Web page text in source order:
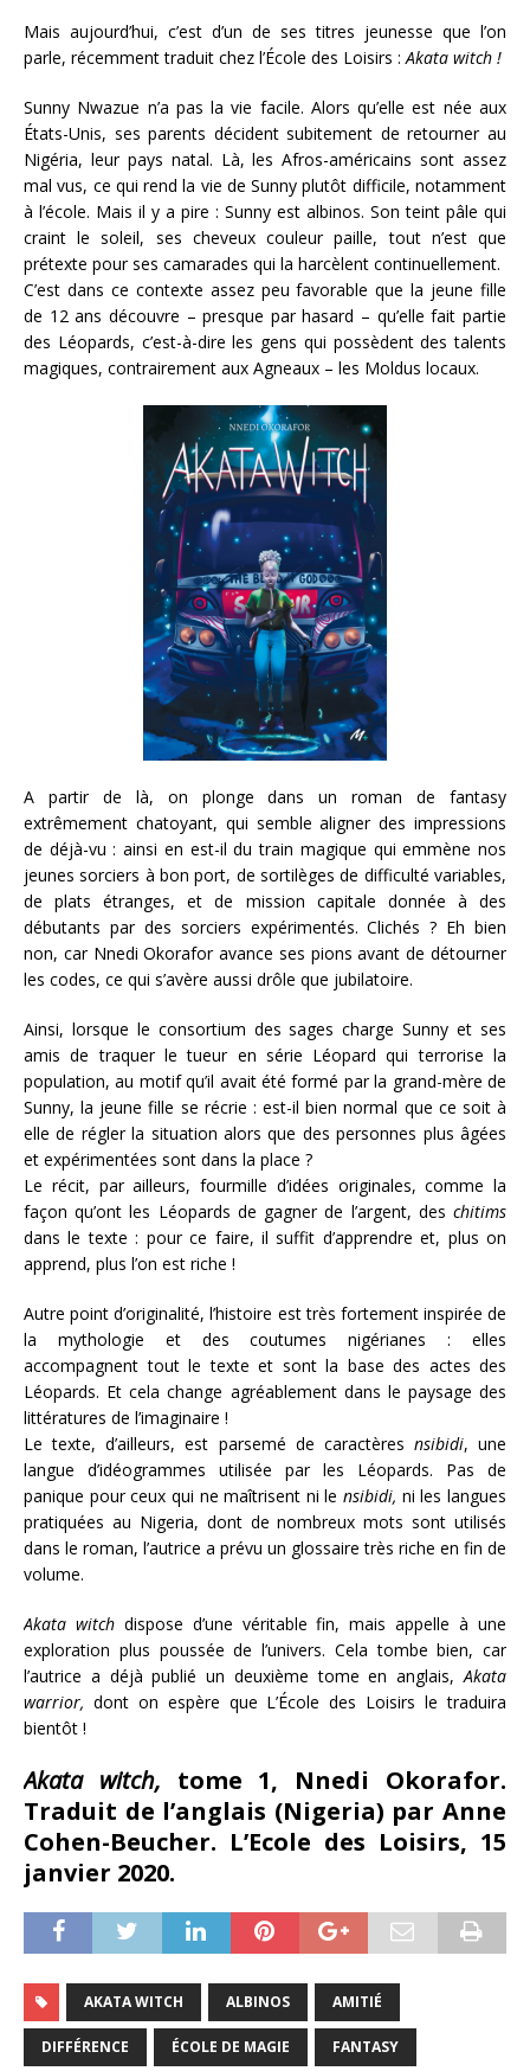
Mais aujourd’hui, c’est d’un de ses titres jeunesse que l’on
parle, récemment traduit chez l’École des Loisirs :Akata witch !
Sunny Nwazue n’a pas la vie facile. Alors qu’elle est née aux
États-Unis, ses parents décident subitement de retourner au
Nigéria, leur pays natal. Là, les Afros-américains sont assez
mal vus, ce qui rend la vie de Sunny plutôt difficile, notamment
à l’école. Mais il y a pire : Sunny est albinos. Son teint pâle qui
craint le soleil, ses cheveux couleur paille, tout n’est que
prétexte pour ses camarades qui la harcèlent continuellement.
C’est dans ce contexte assez peu favorable que la jeune fille
de 12 ans découvre – presque par hasard – qu’elle fait partie
des Léopards, c’est-à-dire les gens qui possèdent des talents
magiques, contrairement aux Agneaux – les Moldus locaux.
A partir de là, on plonge dans un roman de fantasy
extrêmement chatoyant, qui semble aligner des impressions
de déjà-vu : ainsi en est-il du train magique qui emmène nos
jeunes sorciers à bon port, de sortilèges de difficulté variables,
de plats étranges, et de mission capitale donnée à des
débutants par des sorciers expérimentés. Clichés ? Eh bien
non, car Nnedi Okorafor avance ses pions avant de détourner
les codes, ce qui s’avère aussi drôle que jubilatoire.
Ainsi, lorsque le consortium des sages charge Sunny et ses
amis de traquer le tueur en série Léopard qui terrorise la
population, au motif qu’il avait été formé par la grand-mère de
Sunny, la jeune fille se récrie : est-il bien normal que ce soit à
elle de régler la situation alors que des personnes plus âgées
et expérimentées sont dans la place ?
Le récit, par ailleurs, fourmille d’idées originales, comme la
façon qu’ont les Léopards de gagner de l’argent, des chitims
dans le texte : pour ce faire, il suffit d’apprendre et, plus on
apprend, plus l’on est riche !
Autre point d’originalité, l’histoire est très fortement inspirée de
la mythologie et des coutumes nigérianes : elles
accompagnent tout le texte et sont la base des actes des
Léopards. Et cela change agréablement dans le paysage des
littératures de l’imaginaire !
Le texte, d’ailleurs, est parsemé de caractères nsibidi, une
langue d’idéogrammes utilisée par les Léopards. Pas de
panique pour ceux qui ne maîtrisent ni lensibidi, ni les langues
pratiquées au Nigeria, dont de nombreux mots sont utilisés
dans le roman, l’autrice a prévu un glossaire très riche en fin de
volume.
Akata witchdispose d’une véritable fin, mais appelle à une
exploration plus poussée de l’univers. Cela tombe bien, car
l’autrice a déjà publié un deuxième tome en anglais,Akata
warrior, dont on espère que L’École des Loisirs le traduira
bientôt !
Akata witch, tome 1, Nnedi Okorafor.
Traduit de l’anglais (Nigeria) par Anne
Cohen-Beucher. L’Ecole des Loisirs, 15
janvier 2020.
AKATA WITCH ALBINOS AMITIÉ
DIFFÉRENCE ÉCOLE DE MAGIE FANTASY